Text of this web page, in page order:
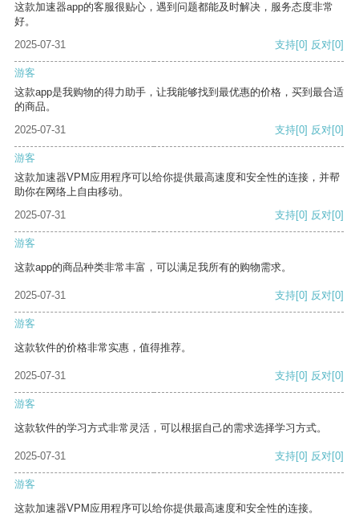
这款加速器app的客服很贴心，遇到问题都能及时解决，服务态度非常
好。
2025-07-31
支持[0] 反对[0]
游客
这款app是我购物的得力助手，让我能够找到最优惠的价格，买到最合适
的商品。
2025-07-31
支持[0] 反对[0]
游客
这款加速器VPM应用程序可以给你提供最高速度和安全性的连接，并帮
助你在网络上自由移动。
2025-07-31
支持[0] 反对[0]
游客
这款app的商品种类非常丰富，可以满足我所有的购物需求。
2025-07-31 支持[0] 反对[0]
游客
这款软件的价格非常实惠，值得推荐。
2025-07-31 支持[0] 反对[0]
游客
这款软件的学习方式非常灵活，可以根据自己的需求选择学习方式。
2025-07-31 支持[0] 反对[0]
游客
这款加速器VPM应用程序可以给你提供最高速度和安全性的连接。